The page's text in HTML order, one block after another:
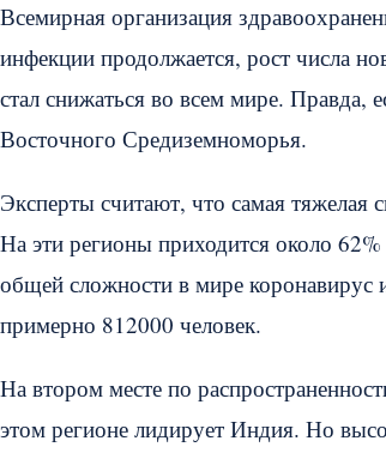
Всемирная организация
инфекции продолжается, рост числа
стал снижаться во всем мире.
Восточного Средиземноморья.
Эксперты считают, что самая
На эти регионы приходится около
общей сложности в мире коронавирус
примерно 812000 человек.
На втором месте по
этом регионе лидирует Индия. Но